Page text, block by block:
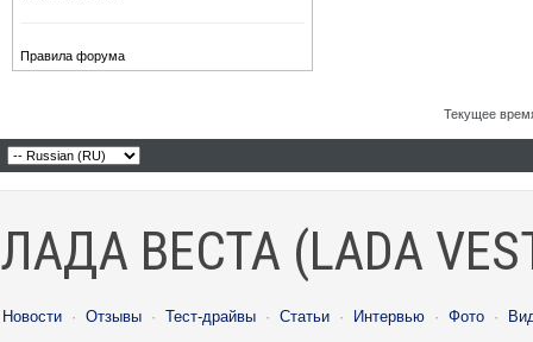
Правила форума
Текущее
ЛАДА ВЕСТА (LADA
Новости · Отзывы · Тест-драйвы · Статьи · Интервью · Фото ·